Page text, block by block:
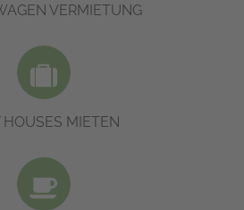
VERMIETUNG
HOUSES MIETEN
in unseren modernen Tiny Houses mit
Seeblick.
MEHR DAZU
Sie Speisen und Getränke.
MEHR DAZU